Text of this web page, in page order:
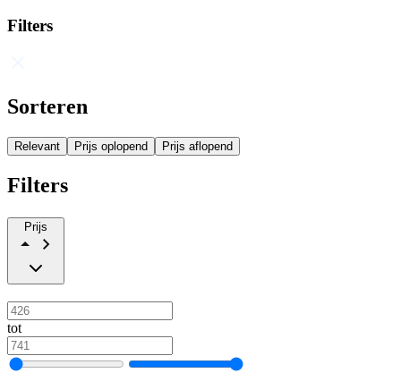
Filters
Sorteren
Relevant Prijs oplopend Prijs aflopend
Filters
Prijs
tot